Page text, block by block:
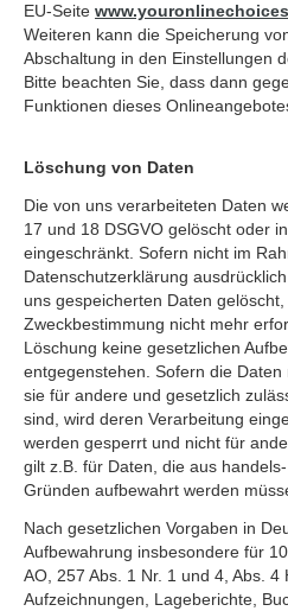
EU-Seite
Weiteren kann die Speicherung
Abschaltung in den Einstellungen
Bitte beachten Sie, dass dann
Funktionen dieses
Löschung von Daten
Die von uns verarbeiteten Daten
17 und 18 DSGVO gelöscht oder
eingeschränkt. Sofern nicht im
Datenschutzerklärung
uns gespeicherten Daten
Zweckbestimmung nicht mehr
Löschung keine gesetzlichen
entgegenstehen. Sofern die
sie für andere und gesetzlich
sind, wird deren Verarbeitung
werden gesperrt und nicht für
gilt z.B. für Daten, die aus
Gründen aufbewahrt werden
Nach gesetzlichen Vorgaben in
Aufbewahrung insbesondere für
AO, 257 Abs. 1 Nr. 1 und 4, Abs. 4
Aufzeichnungen, Lageberichte,